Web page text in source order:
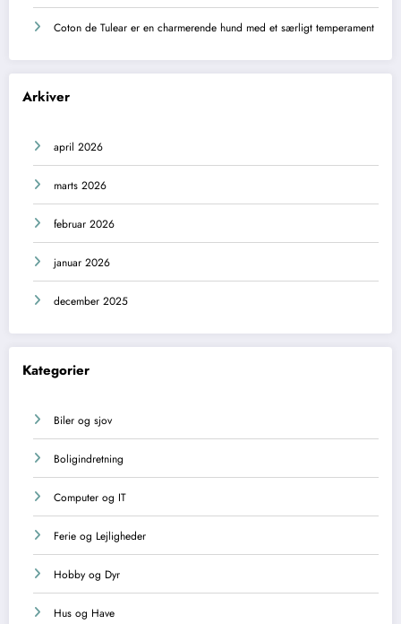
Coton de Tulear er en charmerende hund med et særligt temperament
Arkiver
april 2026
marts 2026
februar 2026
januar 2026
december 2025
Kategorier
Biler og sjov
Boligindretning
Computer og IT
Ferie og Lejligheder
Hobby og Dyr
Hus og Have